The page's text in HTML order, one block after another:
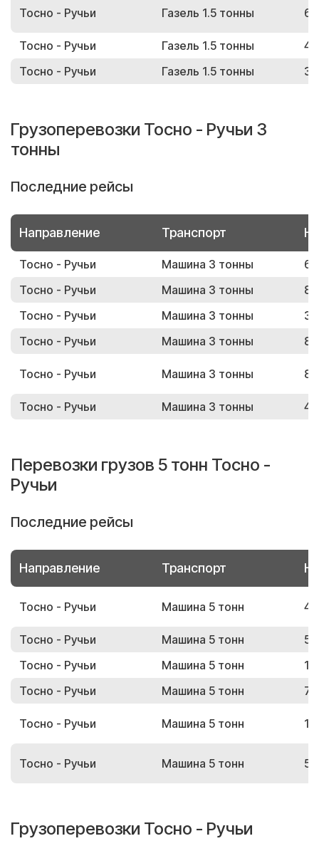
Тосно - Ручьи Газель 1.5 тонны
Тосно - Ручьи Газель 1.5 тонны
Тосно - Ручьи
Газель 1.5 тонны
Грузоперевозки Тосно - Ручьи 3
тонны
Последние рейсы
Направление Транспорт
Тосно - Ручьи Машина 3 тонны
Тосно - Ручьи
Машина 3 тонны
Тосно - Ручьи
Машина 3 тонны
Тосно - Ручьи
Машина 3 тонны
Тосно - Ручьи Машина 3 тонны
Тосно - Ручьи Машина 3 тонны
Перевозки грузов 5 тонн Тосно -
Ручьи
Последние рейсы
Направление Транспорт
Тосно - Ручьи Машина 5 тонн
Тосно - Ручьи Машина 5 тонн
Тосно - Ручьи
Машина 5 тонн
Тосно - Ручьи
Машина 5 тонн
Тосно - Ручьи Машина 5 тонн
Тосно - Ручьи Машина 5 тонн
Грузоперевозки Тосно - Ручьи